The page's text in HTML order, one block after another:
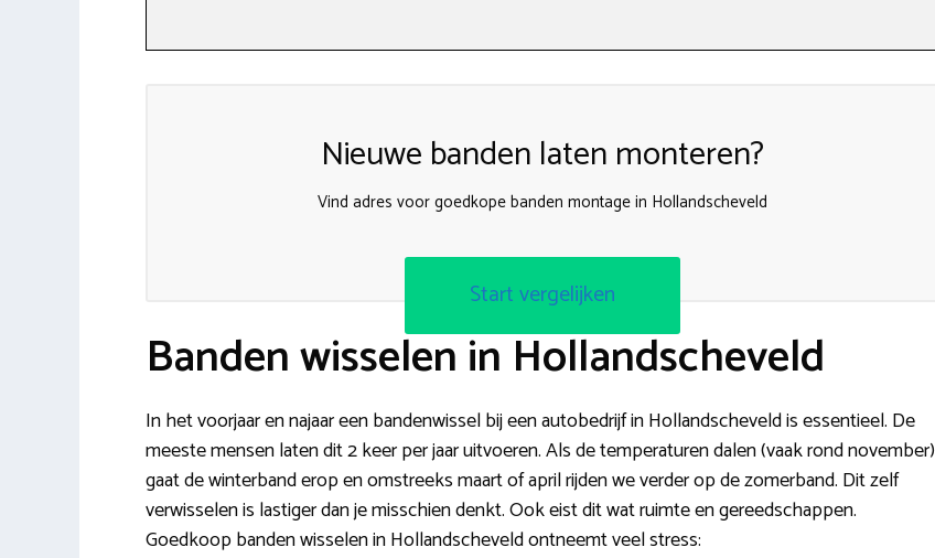
Nieuwe banden laten monteren?
Vind adres voor goedkope banden montage in Hollandscheveld
Start vergelijken
Banden wisselen in Hollandscheveld
In het voorjaar en najaar een bandenwissel bij een autobedrijf in Hollandscheveld is essentieel. De
meeste mensen laten dit 2 keer per jaar uitvoeren. Als de temperaturen dalen (vaak rond november)
gaat de winterband erop en omstreeks maart of april rijden we verder op de zomerband. Dit zelf
verwisselen is lastiger dan je misschien denkt. Ook eist dit wat ruimte en gereedschappen.
Goedkoop banden wisselen in Hollandscheveld ontneemt veel stress: